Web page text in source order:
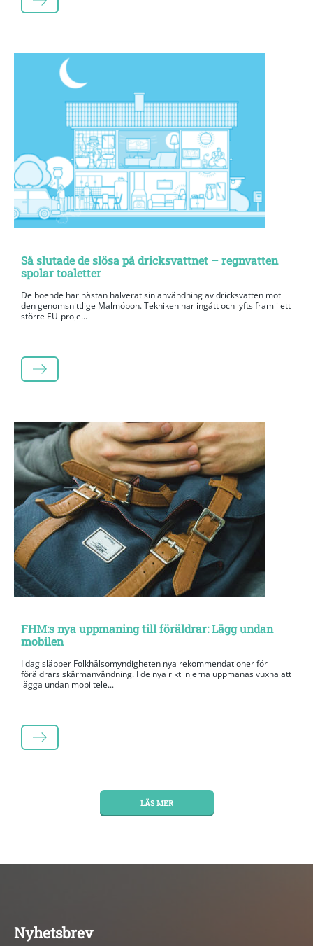
Så slutade de slösa på dricksvattnet – regnvatten
spolar toaletter
De boende har nästan halverat sin användning av dricksvatten mot
den genomsnittlige Malmöbon. Tekniken har ingått och lyfts fram i ett
större EU-proje...
LÄS MER
FHM:s nya uppmaning till föräldrar: Lägg undan
mobilen
I dag släpper Folkhälsomyndigheten nya rekommendationer för
föräldrars skärmanvändning. I de nya riktlinjerna uppmanas vuxna att
lägga undan mobiltele...
LÄS MER
LÄS MER
Nyhetsbrev